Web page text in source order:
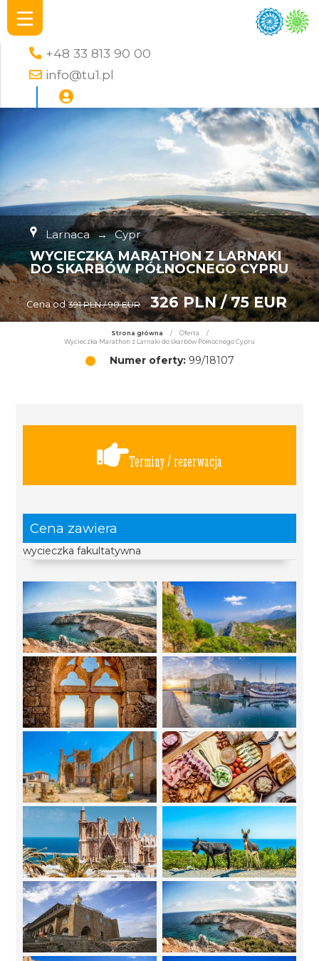
+48 33 813 90 00
info@tu1.pl
Larnaca → Cypr
WYCIECZKA MARATHON Z LARNAKI
DO SKARBÓW PÓŁNOCNEGO CYPRU
Cena od 391 PLN / 90 EUR 326 PLN / 75 EUR
Strona główna / Oferta
/
Wycieczka Marathon z Larnaki do skarbów Północnego Cypru
Numer oferty:99/18107
Terminy / rezerwacja
Cena zawiera
wycieczka fakultatywna